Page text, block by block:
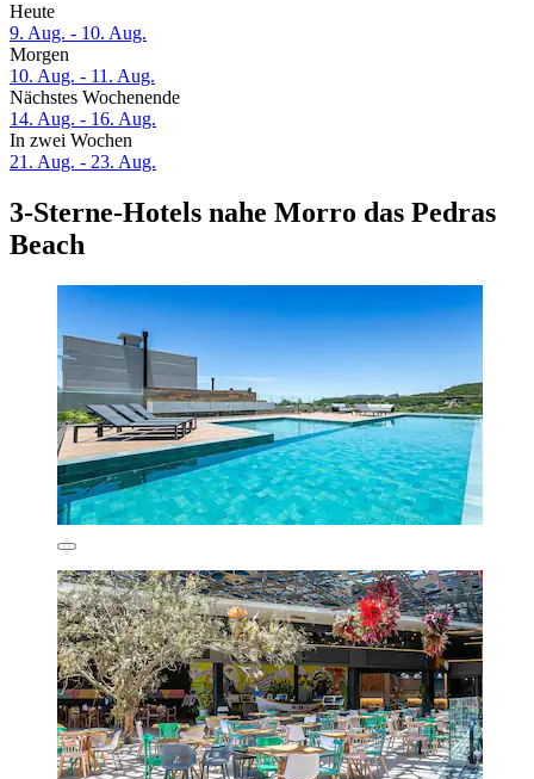
Heute
9. Aug. - 10. Aug.
Morgen
10. Aug. - 11. Aug.
Nächstes Wochenende
14. Aug. - 16. Aug.
In zwei Wochen
21. Aug. - 23. Aug.
3-Sterne-Hotels nahe Morro das Pedras
Beach